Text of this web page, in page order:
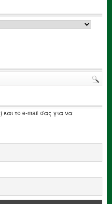
και το e-mail σας για να